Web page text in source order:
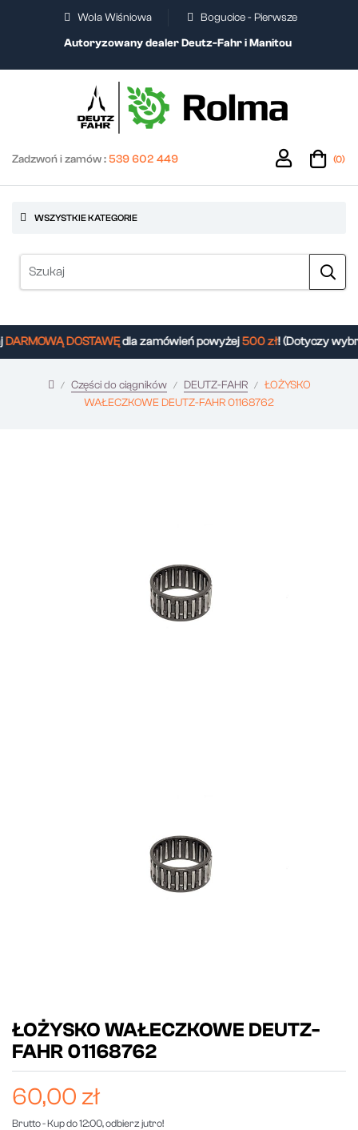
Wola Wiśniowa
Bogucice - Pierwsze
Autoryzowany dealer Deutz-Fahr i Manitou
Zadzwoń i zamów :539 602 449 (0)
WSZYSTKIE KATEGORIE
DOSTAWĘdla zamówień powyżej500 zł! (Dotyczy
Części do ciągników DEUTZ-FAHR
ŁOŻYSKO
WAŁECZKOWE DEUTZ-FAHR 01168762
ŁOŻYSKO WAŁECZKOWE DEUTZ-
FAHR 01168762
60,00 zł
Brutto- Kup do 12:00, odbierz jutro!